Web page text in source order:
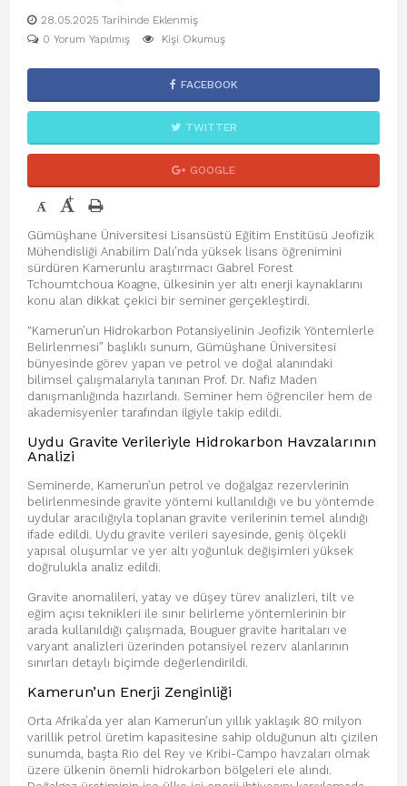
28.05.2025 Tarihinde Eklenmiş
0 Yorum Yapılmış
Kişi Okumuş
FACEBOOK
TWITTER
GOOGLE
- +
Gümüşhane Üniversitesi Lisansüstü Eğitim Enstitüsü Jeofizik
Mühendisliği Anabilim Dalı’nda yüksek lisans öğrenimini
sürdüren Kamerunlu araştırmacı Gabrel Forest
Tchoumtchoua Koagne, ülkesinin yer altı enerji kaynaklarını
konu alan dikkat çekici bir seminer gerçekleştirdi.
“Kamerun’un Hidrokarbon Potansiyelinin Jeofizik Yöntemlerle
Belirlenmesi” başlıklı sunum, Gümüşhane Üniversitesi
bünyesinde görev yapan ve petrol ve doğal alanındaki
bilimsel çalışmalarıyla tanınan Prof. Dr. Nafiz Maden
danışmanlığında hazırlandı. Seminer hem öğrenciler hem de
akademisyenler tarafından ilgiyle takip edildi.
Uydu Gravite Verileriyle Hidrokarbon Havzalarının
Analizi
Seminerde, Kamerun’un petrol ve doğalgaz rezervlerinin
belirlenmesinde gravite yöntemi kullanıldığı ve bu yöntemde
uydular aracılığıyla toplanan gravite verilerinin temel alındığı
ifade edildi. Uydu gravite verileri sayesinde, geniş ölçekli
yapısal oluşumlar ve yer altı yoğunluk değişimleri yüksek
doğrulukla analiz edildi.
Gravite anomalileri, yatay ve düşey türev analizleri, tilt ve
eğim açısı teknikleri ile sınır belirleme yöntemlerinin bir
arada kullanıldığı çalışmada, Bouguer gravite haritaları ve
varyant analizleri üzerinden potansiyel rezerv alanlarının
sınırları detaylı biçimde değerlendirildi.
Kamerun’un Enerji Zenginliği
Orta Afrika’da yer alan Kamerun’un yıllık yaklaşık 80 milyon
varillik petrol üretim kapasitesine sahip olduğunun altı çizilen
sunumda, başta Rio del Rey ve Kribi-Campo havzaları olmak
üzere ülkenin önemli hidrokarbon bölgeleri ele alındı.